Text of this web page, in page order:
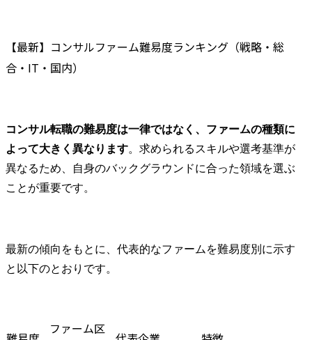
・法務・知財業務の高度
化と効率化を目的とし
貢献に向けた実施を推進
します。
業務プロセスの標準化、
自動化及び最適化によ
り、より戦略的な知財業
び商標の調査・出願・活
用に関する業務を担当
技術動向の把握と競合分
【最新】コンサルファーム難易度ランキング（戦略・総
合・IT・国内）
コンサル転職の難易度は一律ではなく、ファームの種類に
よって大きく異なります。求められるスキルや選考基準が
異なるため、自身のバックグラウンドに合った領域を選ぶ
ことが重要です。
最新の傾向をもとに、代表的なファームを難易度別に示す
と以下のとおりです。
ファーム区